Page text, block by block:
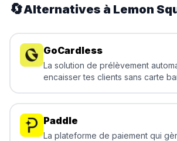
🔄Alternatives à Lemon
GoCardless
La solution de prélèvement
encaisser tes clients sans carte
Paddle
La plateforme de paiement qui